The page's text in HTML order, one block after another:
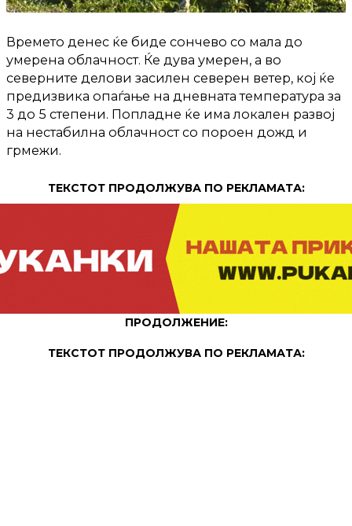
Времето денес ќе биде сончево со мала до
умерена облачност. Ќе дува умерен, а во
северните делови засилен северен ветер, кој ќе
предизвика опаѓање на дневната температура за
3 до 5 степени. Попладне ќе има локален развој
на нестабилна облачност со пороен дожд и
грмежи.
ТЕКСТОТ ПРОДОЛЖУВА ПО РЕКЛАМАТА:
ПРОДОЛЖЕНИЕ:
ТЕКСТОТ ПРОДОЛЖУВА ПО РЕКЛАМАТА: